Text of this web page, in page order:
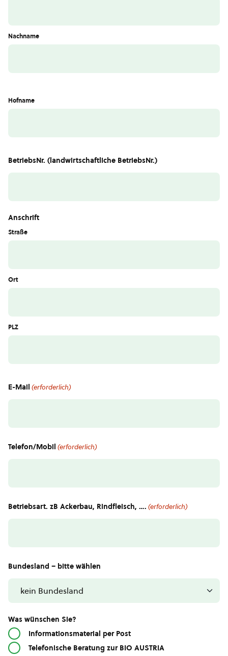
Nachname
Hofname
BetriebsNr. (landwirtschaftliche BetriebsNr.)
Anschrift
Straße
Ort
PLZ
E-Mail (erforderlich)
Telefon/Mobil (erforderlich)
Betriebsart. zB Ackerbau, Rindfleisch, …. (erforderlich)
Bundesland – bitte wählen
Was wünschen Sie?
Informationsmaterial per Post
Telefonische Beratung zur BIO AUSTRIA